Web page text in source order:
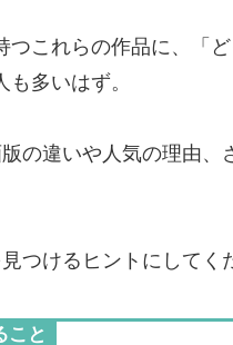
つこれらの作品に、「
多いはず。
の違いや人気の理由
つけるヒントにしてく
こと